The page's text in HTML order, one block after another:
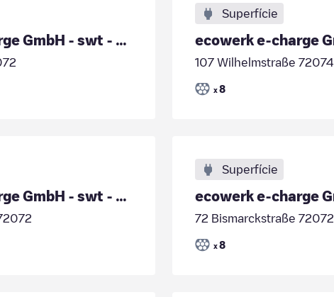
ecowerk e-charge GmbH - swt - Wöhrdstraße 11 - Nec
Superfície
107 Wilhelmstraße 72074
x 8
ecowerk e-charge GmbH - swt - Traufäcker 1 - Cafe
Superfície
72 Bismarckstraße 72072
x 8